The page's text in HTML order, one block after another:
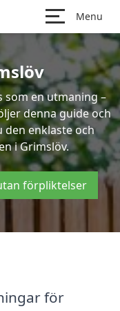
Menu
som en utmaning –
denna guide och
enklaste och
i Grimslöv.
förpliktelser
för